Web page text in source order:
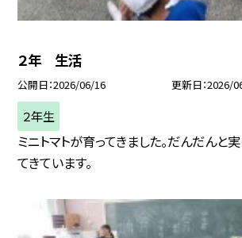
２年 生活
公開日 2026/06/16 更新日 2026/
２年生
ミニトマトが育ってきました。だんだんと
てきています。